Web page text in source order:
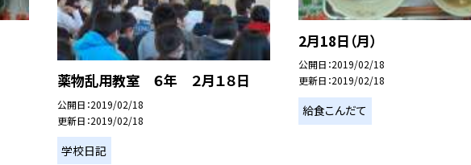
薬物乱用教室 ６年 ２月１８日
公開日 2019/02/18
更新日 2019/02/18
学校日記
2月18日（月）
公開日 2019/02/18
更新日 2019/02/18
給食こんだて